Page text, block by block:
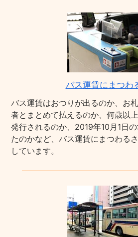
バス運賃にまつわ
バス運賃はおつりが出るのか、お
者とまとめて払えるのか、何歳以
発行されるのか、2019年10月1日
たのかなど、バス運賃にまつわる
しています。